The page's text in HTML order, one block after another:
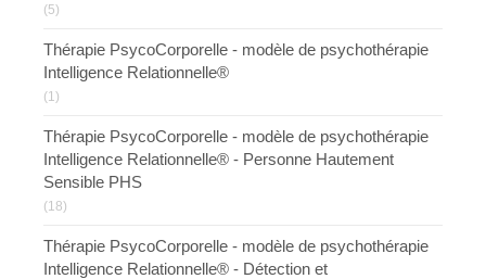
(5)
Thérapie PsycoCorporelle - modèle de psychothérapie
Intelligence Relationnelle®
(1)
Thérapie PsycoCorporelle - modèle de psychothérapie
Intelligence Relationnelle® - Personne Hautement
Sensible PHS
(18)
Thérapie PsycoCorporelle - modèle de psychothérapie
Intelligence Relationnelle® - Détection et